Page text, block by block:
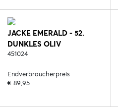
JACKE EMERALD - 52.
DUNKLES OLIV
451024
Endverbraucherpreis
€ 89,95